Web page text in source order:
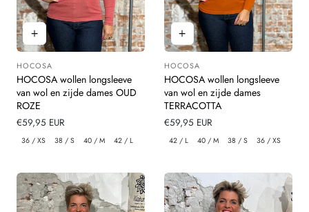
Leverancier:
HOCOSA
HOCOSA wollen longsleeve
van wol en zijde dames OUD
ROZE
Normale
prijs
€59,95 EUR
36 / XS 38 / S 40 / M 42 / L
Leverancier:
HOCOSA
HOCOSA wollen longsleeve
van wol en zijde dames
TERRACOTTA
Normale
prijs
€59,95 EUR
42 / L 40 / M 38 / S 36 / XS